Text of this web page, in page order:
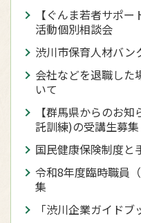
【ぐんま若者サポ
活動個別相談会
渋川市保育人材バン
会社などを退職した
いて
【群馬県からのお
託訓練)の受講生募集
国民健康保険制度と
令和8年度臨時職員
集
「渋川企業ガイド